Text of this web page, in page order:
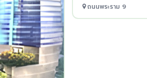
ถนนพระราม 9